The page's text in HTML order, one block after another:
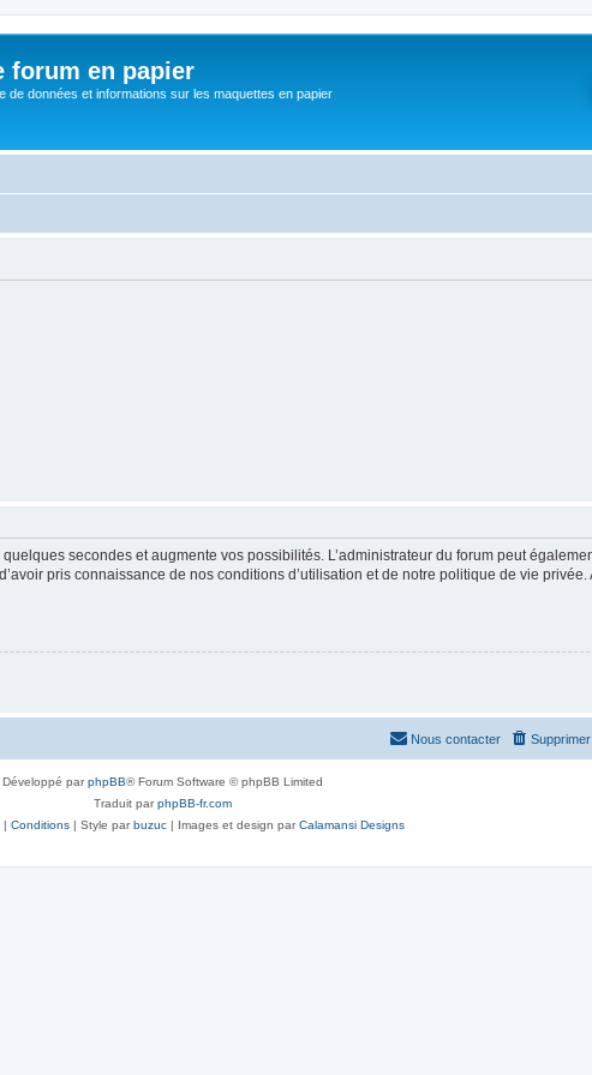
forum en papier
de données et informations sur les maquettes en papier
secondes et augmente vos possibilités. L’administrateur du forum peut
pris connaissance de nos conditions d’utilisation et de notre politique de vie
Nous contacter
Développé parphpBB® Forum Software © phpBB Limited
Traduit parphpBB-fr.com
| Conditions| Style parbuzuc| Images et design parCalamansi Designs